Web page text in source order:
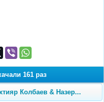
161 раз
Колбаев & Назер...